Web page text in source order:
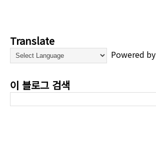
Translate
Powered by
이 블로그 검색